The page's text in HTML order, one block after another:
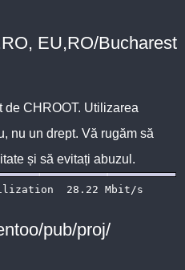
EU,RO/Bucharest
de CHROOT. Utilizarea
nu un drept. Vă rugăm să
și să evitați abuzul.
pub/proj/